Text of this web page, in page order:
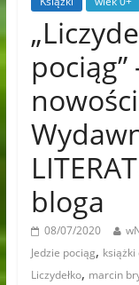
bloga
08/07/2020
Jedzie pociąg,
Liczydełko, marcin